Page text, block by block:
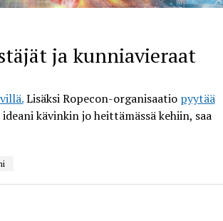
ja kunniavieraat
Lisäksi Ropecon-organisaatio pyytää
ideani kävinkin jo heittämässä kehiin, saa